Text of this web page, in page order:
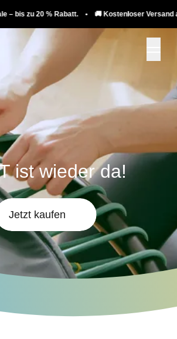
20 % Rabatt. • 🚚 Kostenloser Versand auf
ist wieder da!
Jetzt kaufen